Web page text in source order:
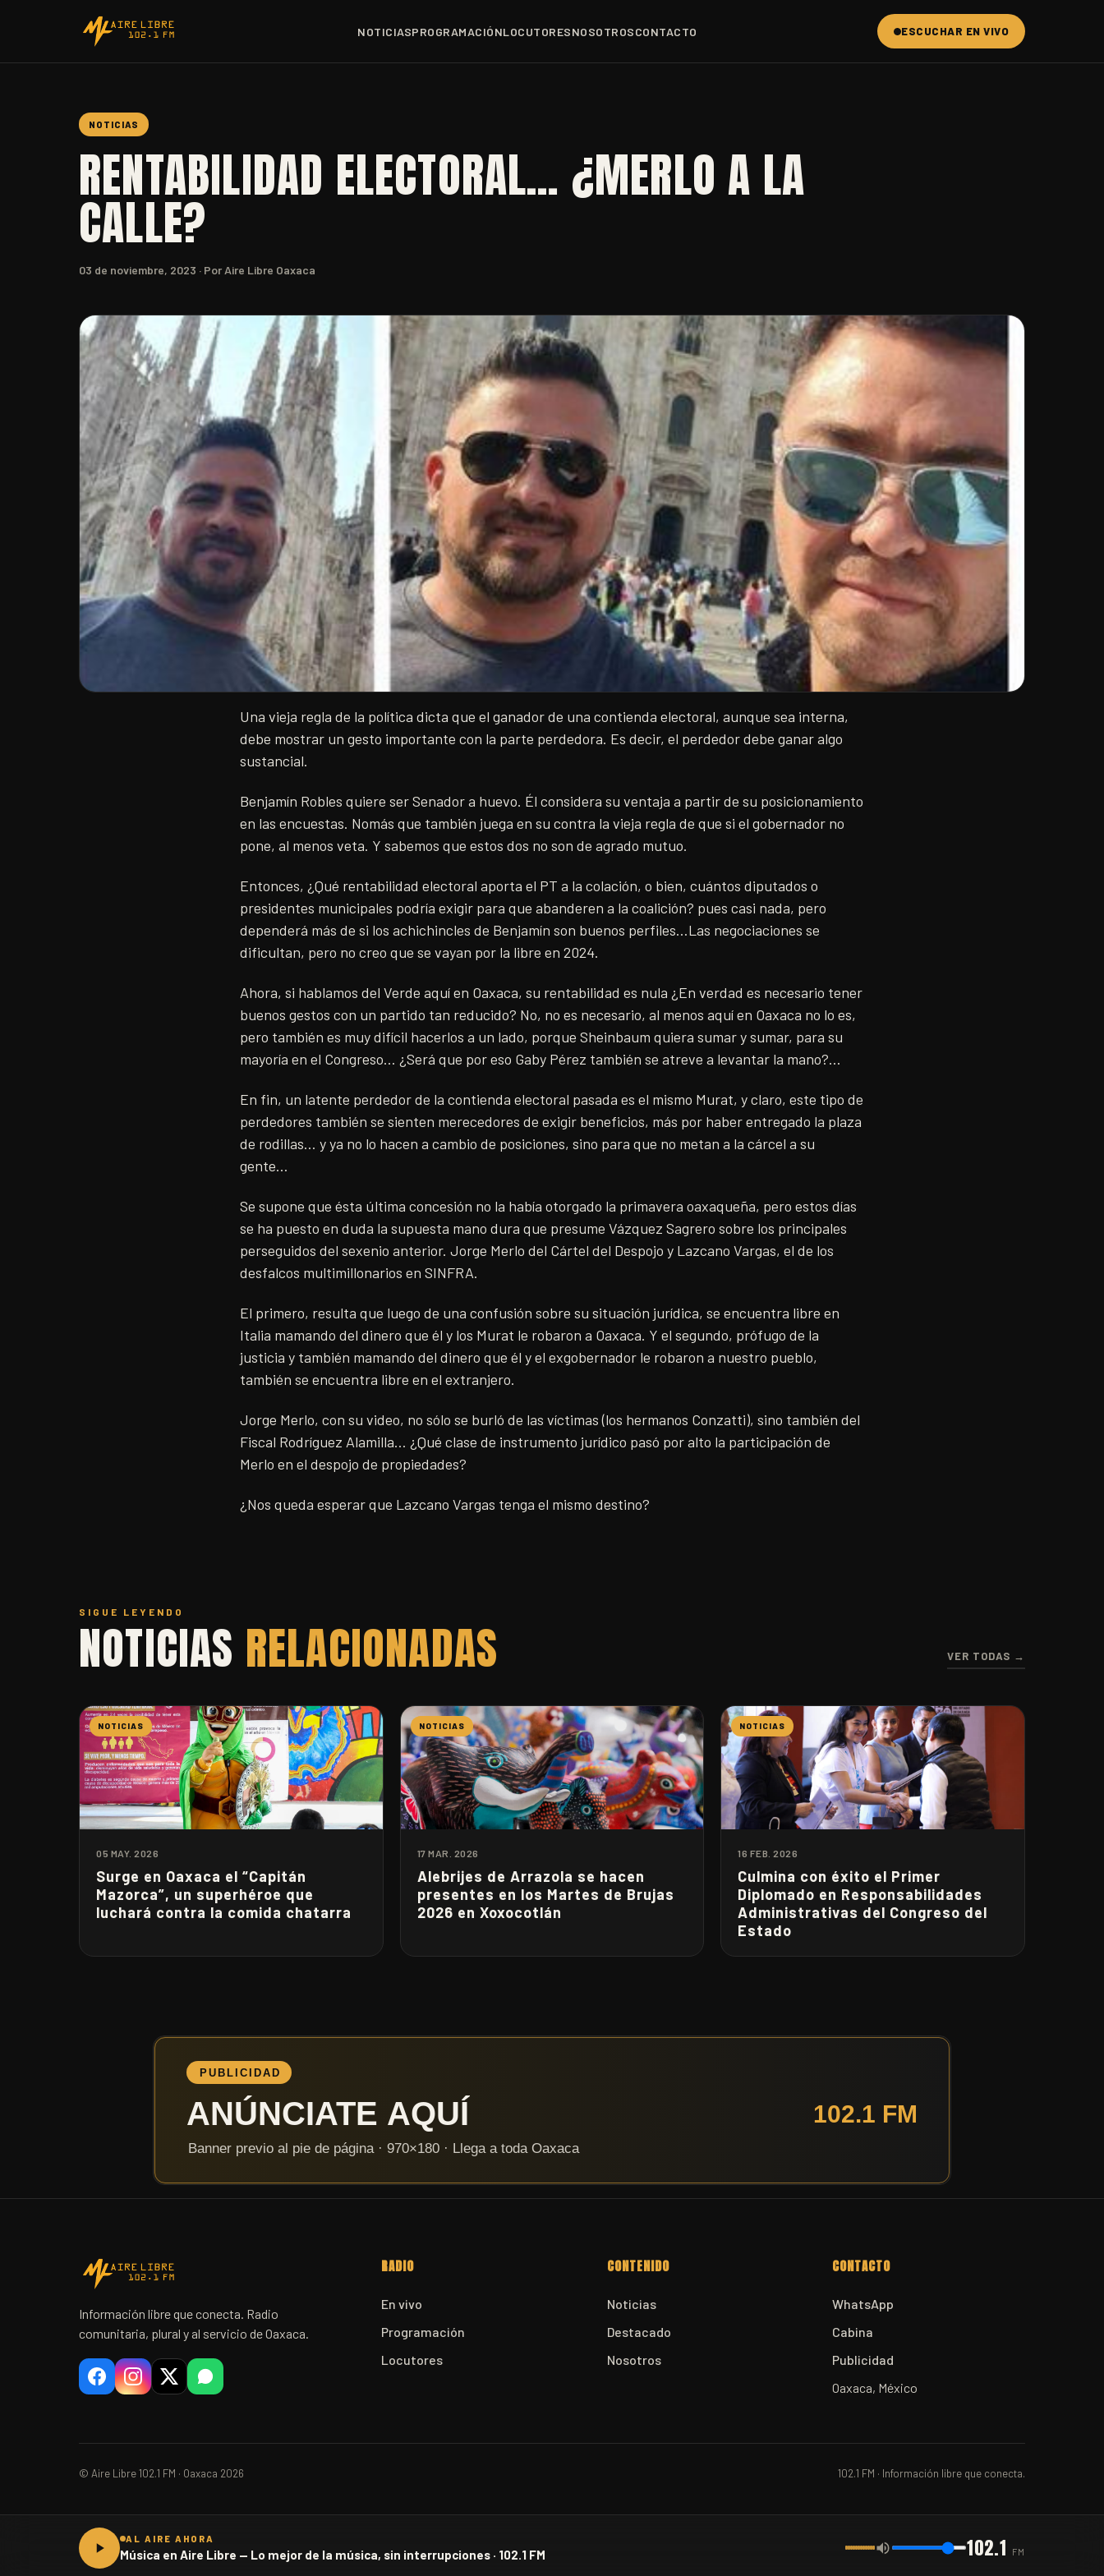
NOTICIASPROGRAMACIÓNLOCUTORESNOSOTROSCONTACTO ESCUCHAR EN VIVO
NOTICIAS
RENTABILIDAD ELECTORAL… ¿MERLO A LA
CALLE?
03 de noviembre, 2023 · Por Aire Libre Oaxaca
Una vieja regla de la política dicta que el ganador de una contienda electoral, aunque sea interna,
debe mostrar un gesto importante con la parte perdedora. Es decir, el perdedor debe ganar algo
sustancial.
Benjamín Robles quiere ser Senador a huevo. Él considera su ventaja a partir de su posicionamiento
en las encuestas. Nomás que también juega en su contra la vieja regla de que si el gobernador no
pone, al menos veta. Y sabemos que estos dos no son de agrado mutuo.
Entonces, ¿Qué rentabilidad electoral aporta el PT a la colación, o bien, cuántos diputados o
presidentes municipales podría exigir para que abanderen a la coalición? pues casi nada, pero
dependerá más de si los achichincles de Benjamín son buenos perfiles…Las negociaciones se
dificultan, pero no creo que se vayan por la libre en 2024.
Ahora, si hablamos del Verde aquí en Oaxaca, su rentabilidad es nula ¿En verdad es necesario tener
buenos gestos con un partido tan reducido? No, no es necesario, al menos aquí en Oaxaca no lo es,
pero también es muy difícil hacerlos a un lado, porque Sheinbaum quiera sumar y sumar, para su
mayoría en el Congreso… ¿Será que por eso Gaby Pérez también se atreve a levantar la mano?…
En fin, un latente perdedor de la contienda electoral pasada es el mismo Murat, y claro, este tipo de
perdedores también se sienten merecedores de exigir beneficios, más por haber entregado la plaza
de rodillas… y ya no lo hacen a cambio de posiciones, sino para que no metan a la cárcel a su
gente…
Se supone que ésta última concesión no la había otorgado la primavera oaxaqueña, pero estos días
se ha puesto en duda la supuesta mano dura que presume Vázquez Sagrero sobre los principales
perseguidos del sexenio anterior. Jorge Merlo del Cártel del Despojo y Lazcano Vargas, el de los
desfalcos multimillonarios en SINFRA.
El primero, resulta que luego de una confusión sobre su situación jurídica, se encuentra libre en
Italia mamando del dinero que él y los Murat le robaron a Oaxaca. Y el segundo, prófugo de la
justicia y también mamando del dinero que él y el exgobernador le robaron a nuestro pueblo,
también se encuentra libre en el extranjero.
Jorge Merlo, con su video, no sólo se burló de las víctimas (los hermanos Conzatti), sino también del
Fiscal Rodríguez Alamilla… ¿Qué clase de instrumento jurídico pasó por alto la participación de
Merlo en el despojo de propiedades?
¿Nos queda esperar que Lazcano Vargas tenga el mismo destino?
SIGUE LEYENDO
NOTICIAS RELACIONADAS VER TODAS →
NOTICIAS
05 MAY. 2026
Surge en Oaxaca el “Capitán
Mazorca”, un superhéroe que
luchará contra la comida chatarra
NOTICIAS
17 MAR. 2026
Alebrijes de Arrazola se hacen
presentes en los Martes de Brujas
2026 en Xoxocotlán
NOTICIAS
16 FEB. 2026
Culmina con éxito el Primer
Diplomado en Responsabilidades
Administrativas del Congreso del
Estado
Información libre que conecta. Radio
comunitaria, plural y al servicio de Oaxaca.
RADIO
En vivo
Programación
Locutores
CONTENIDO
Noticias
Destacado
Nosotros
CONTACTO
WhatsApp
Cabina
Publicidad
Oaxaca, México
© Aire Libre 102.1 FM · Oaxaca 2026 102.1 FM · Información libre que conecta.
AL AIRE AHORA
Música en Aire Libre — Lo mejor de la música, sin interrupciones · 102.1 FM 102.1 FM